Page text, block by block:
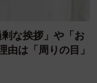
ジの制服が山田さ
今後も、例えば
士の仕事内容
な挨拶」や「お
は「周りの目」